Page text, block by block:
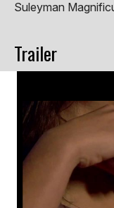
Suleyman
Trailer